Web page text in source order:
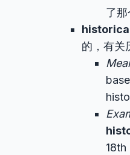
了
的，有关
18th